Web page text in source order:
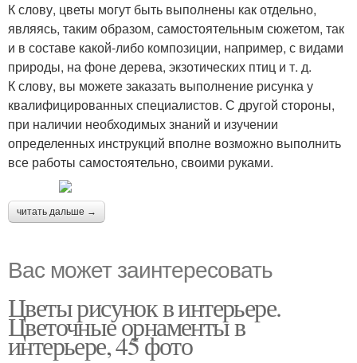
К слову, цветы могут быть выполнены как отдельно,
являясь, таким образом, самостоятельным сюжетом, так
и в составе какой-либо композиции, например, с видами
природы, на фоне дерева, экзотических птиц и т. д.
К слову, вы можете заказать выполнение рисунка у
квалифицированных специалистов. С другой стороны,
при наличии необходимых знаний и изучении
определенных инструкций вполне возможно выполнить
все работы самостоятельно, своими руками.
читать дальше →
Вас может заинтересовать
Цветы рисунок в интерьере.
Цветочные орнаменты в
интерьере, 45 фото